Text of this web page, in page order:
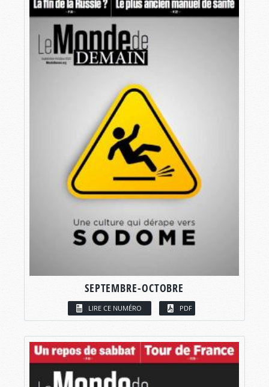
SEPTEMBRE-OCTOBRE
LIRE CE NUMÉRO PDF